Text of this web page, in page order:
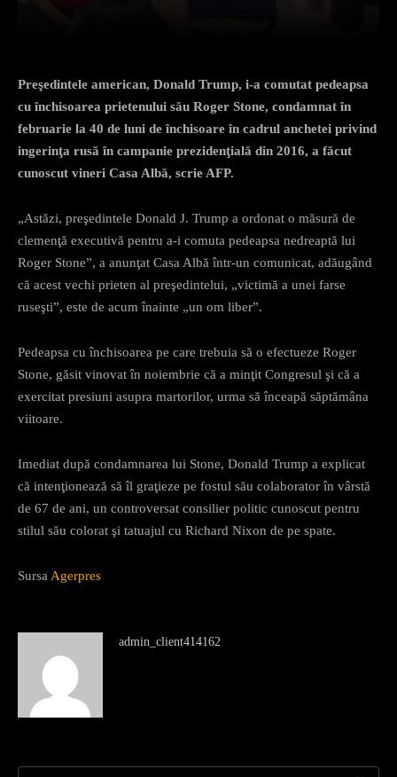
Preşedintele american, Donald Trump, i-a comutat pedeapsa
cu închisoarea prietenului său Roger Stone, condamnat în
februarie la 40 de luni de închisoare în cadrul anchetei privind
ingerinţa rusă în campanie prezidenţială din 2016, a făcut
cunoscut vineri Casa Albă, scrie AFP.
„Astăzi, preşedintele Donald J. Trump a ordonat o măsură de
clemenţă executivă pentru a-i comuta pedeapsa nedreaptă lui
Roger Stone”, a anunţat Casa Albă într-un comunicat, adăugând
că acest vechi prieten al preşedintelui, „victimă a unei farse
ruseşti”, este de acum înainte „un om liber”.
Pedeapsa cu închisoarea pe care trebuia să o efectueze Roger
Stone, găsit vinovat în noiembrie că a minţit Congresul şi că a
exercitat presiuni asupra martorilor, urma să înceapă săptămâna
viitoare.
Imediat după condamnarea lui Stone, Donald Trump a explicat
că intenţionează să îl graţieze pe fostul său colaborator în vârstă
de 67 de ani, un controversat consilier politic cunoscut pentru
stilul său colorat şi tatuajul cu Richard Nixon de pe spate.
Sursa Agerpres
admin_client414162